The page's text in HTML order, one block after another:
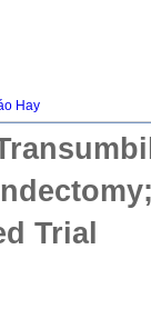
Hay
Trial